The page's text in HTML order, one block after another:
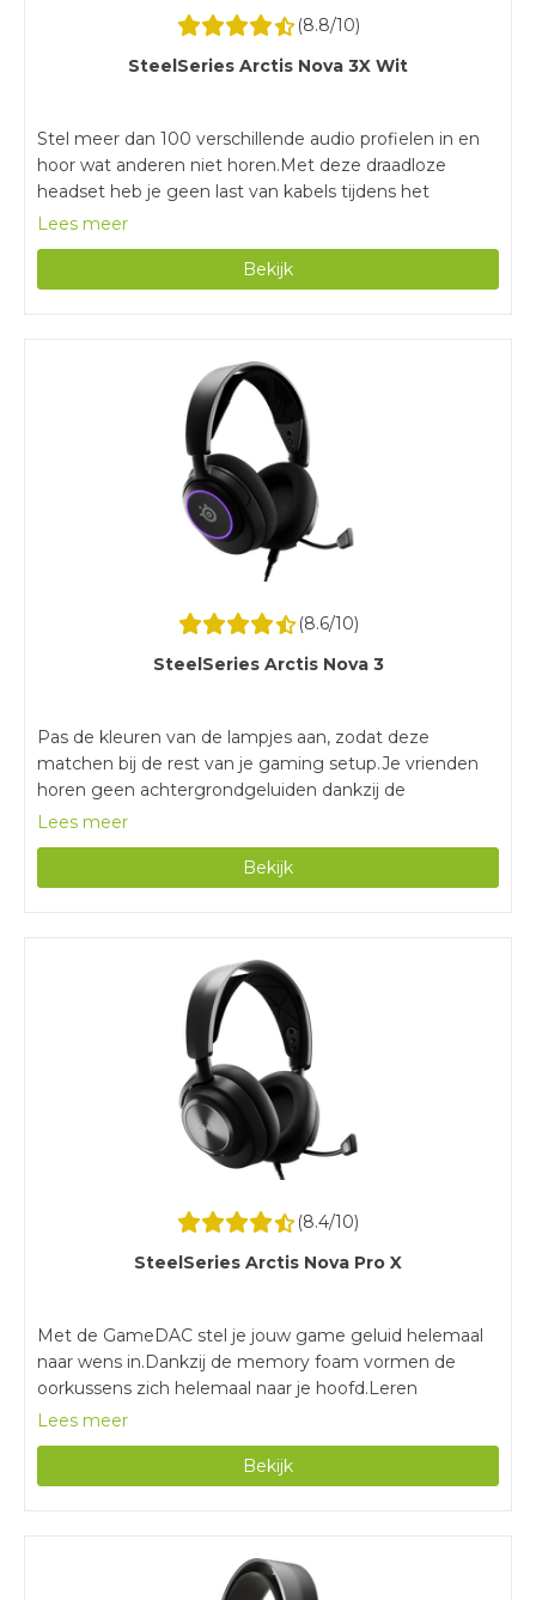
(8.8/10)
SteelSeries Arctis Nova 3X Wit
Stel meer dan 100 verschillende audio profielen in en
hoor wat anderen niet horen.Met deze draadloze
headset heb je geen last van kabels tijdens het
gamen.Door de batterijduur van 40 uur game je
van de audio profielen heb je de Arctis Companion App
nodig.Stoffen oorkussens worden sneller vies en maak
Lees meer
Bekijk
(8.6/10)
SteelSeries Arctis Nova 3
Pas de kleuren van de lampjes aan, zodat deze
matchen bij de rest van je gaming setup.Je vrienden
horen geen achtergrondgeluiden dankzij de
ruisonderdrukkende microfoon.Dankzij de memory
hoofd.Door de bedrade verbinding zit je altijd vast aan
je controller of pc.Doordat stereo geluid niet ruimtelijk
Lees meer
Bekijk
(8.4/10)
SteelSeries Arctis Nova Pro X
Met de GameDAC stel je jouw game geluid helemaal
naar wens in.Dankzij de memory foam vormen de
oorkussens zich helemaal naar je hoofd.Leren
oorkussens maak je gemakkelijk schoon en gaan
altijd vast aan je controller of pc.Met een gewicht van
423 gram is deze gaming headset zwaarder dan
Lees meer
Bekijk